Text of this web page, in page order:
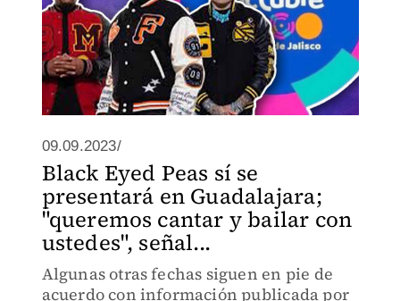
09.09.2023/
Black Eyed Peas sí se
presentará en Guadalajara;
"queremos cantar y bailar con
ustedes", señal...
Algunas otras fechas siguen en pie de
acuerdo con información publicada por